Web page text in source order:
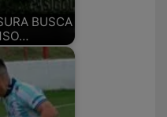
BUSCA